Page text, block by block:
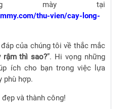
mày tại
thu-vien/cay-long-
của chúng tôi về thắc mắc
rậm thì sao?”. Hi vọng những
ích cho bạn trong việc lựa
phù hợp.
và thành công!